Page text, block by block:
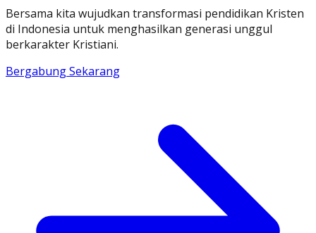
Bersama kita wujudkan transformasi pendidikan Kristen
di Indonesia untuk menghasilkan generasi unggul
berkarakter Kristiani.
Bergabung Sekarang